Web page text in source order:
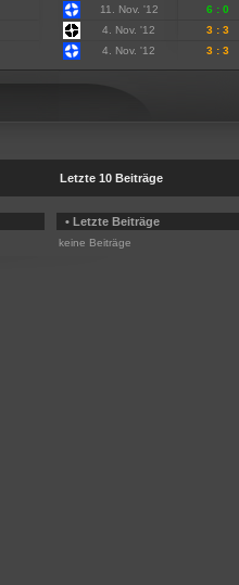
11. Nov. '12
6 : 0
4. Nov. '12
3 : 3
4. Nov. '12
3 : 3
Letzte 10 Beiträge
• Letzte Beiträge
keine Beiträge